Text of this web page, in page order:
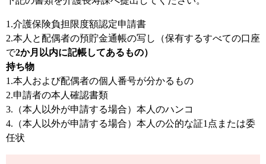
1.介護保険負担限度額認定申請書
2.本人と配偶者の預貯金通帳の写し（保有するすべての口座
で2か月以内に記帳してあるもの）
持ち物
1.本人および配偶者の個人番号が分かるもの
2.申請者の本人確認書類
3.（本人以外が申請する場合）本人のハンコ
​4.（本人以外が申請する場合）本人の公的な証1点または委
任状